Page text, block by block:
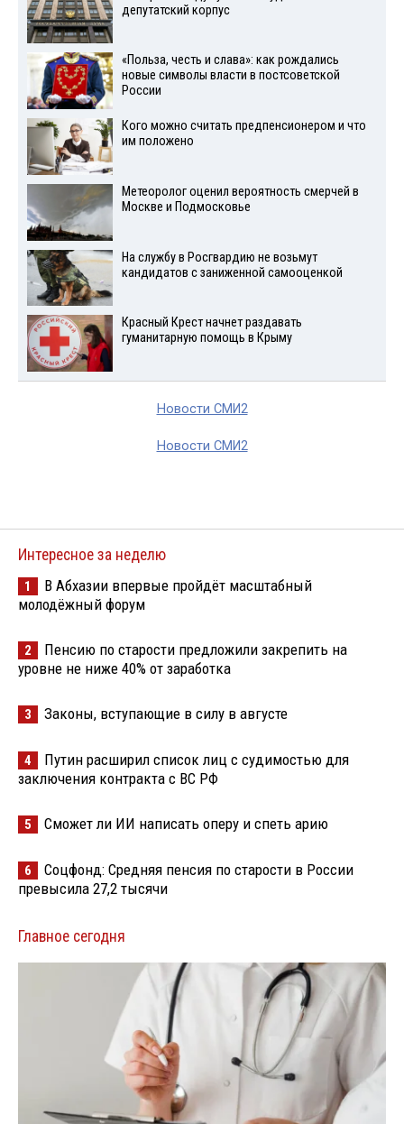
депутатский корпус
«Польза, честь и слава»: как рождались
новые символы власти в постсоветской
России
Кого можно считать предпенсионером и что
им положено
Метеоролог оценил вероятность смерчей в
Москве и Подмосковье
На службу в Росгвардию не возьмут
кандидатов с заниженной самооценкой
Красный Крест начнет раздавать
гуманитарную помощь в Крыму
Новости СМИ2
Новости СМИ2
Интересное за неделю
1
В Абхазии впервые пройдёт масштабный
молодёжный форум
2
Пенсию по старости предложили закрепить на
уровне не ниже 40% от заработка
3 Законы, вступающие в силу в августе
4
Путин расширил список лиц с судимостью для
заключения контракта с ВС РФ
5 Сможет ли ИИ написать оперу и спеть арию
6
Соцфонд: Средняя пенсия по старости в России
превысила 27,2 тысячи
Главное сегодня